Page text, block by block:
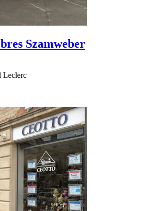
Szamweber
Leclerc